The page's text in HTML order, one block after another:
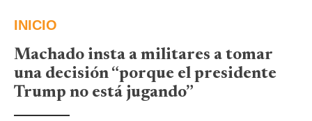
INICIO
Machado insta a militares a tomar
una decisión “porque el presidente
Trump no está jugando”